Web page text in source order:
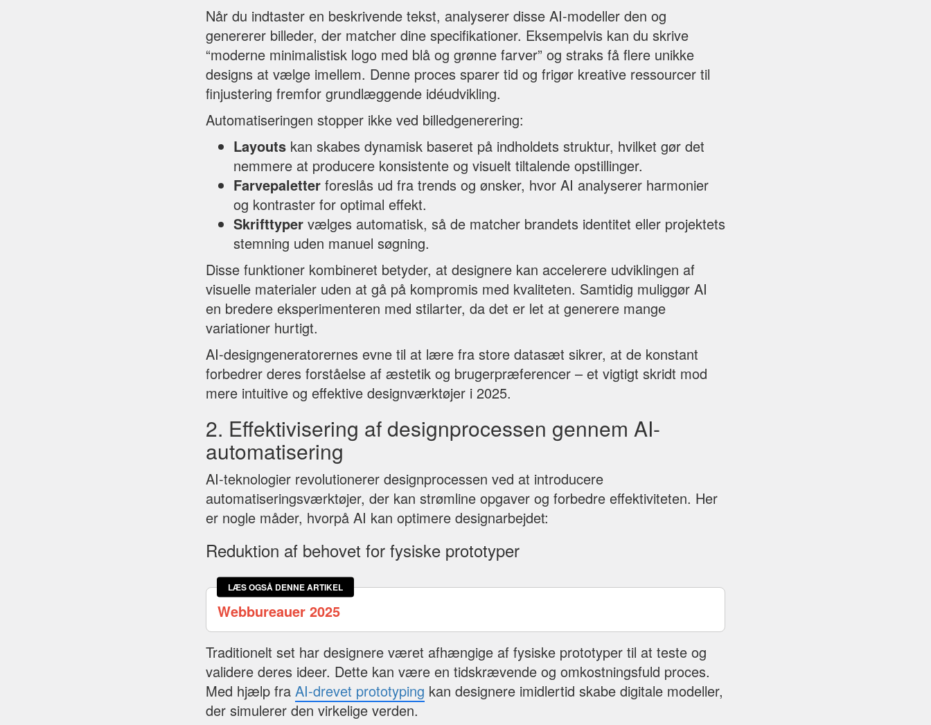
Når du indtaster en beskrivende tekst, analyserer disse AI-modeller den og
genererer billeder, der matcher dine specifikationer. Eksempelvis kan du skrive
“moderne minimalistisk logo med blå og grønne farver” og straks få flere unikke
designs at vælge imellem. Denne proces sparer tid og frigør kreative ressourcer til
finjustering fremfor grundlæggende idéudvikling.
Automatiseringen stopper ikke ved billedgenerering:
Layouts kan skabes dynamisk baseret på indholdets struktur, hvilket gør det
nemmere at producere konsistente og visuelt tiltalende opstillinger.
Farvepaletter foreslås ud fra trends og ønsker, hvor AI analyserer harmonier
og kontraster for optimal effekt.
Skrifttyper vælges automatisk, så de matcher brandets identitet eller projektets
stemning uden manuel søgning.
Disse funktioner kombineret betyder, at designere kan accelerere udviklingen af
visuelle materialer uden at gå på kompromis med kvaliteten. Samtidig muliggør AI
en bredere eksperimenteren med stilarter, da det er let at generere mange
variationer hurtigt.
AI-designgeneratorernes evne til at lære fra store datasæt sikrer, at de konstant
forbedrer deres forståelse af æstetik og brugerpræferencer – et vigtigt skridt mod
mere intuitive og effektive designværktøjer i 2025.
2. Effektivisering af designprocessen gennem AI-
automatisering
AI-teknologier revolutionerer designprocessen ved at introducere
automatiseringsværktøjer, der kan strømline opgaver og forbedre effektiviteten. Her
er nogle måder, hvorpå AI kan optimere designarbejdet:
Reduktion af behovet for fysiske prototyper
LÆS OGSÅ DENNE ARTIKEL
Webbureauer 2025
Traditionelt set har designere været afhængige af fysiske prototyper til at teste og
validere deres ideer. Dette kan være en tidskrævende og omkostningsfuld proces.
Med hjælp fra AI-drevet prototyping kan designere imidlertid skabe digitale modeller,
der simulerer den virkelige verden.